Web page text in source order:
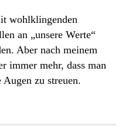
wohlklingenden
an „unsere Werte“
Aber nach meinem
immer mehr, dass man
zu streuen.